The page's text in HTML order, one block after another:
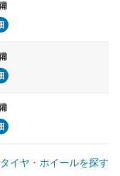
イヤ・ホイールを探す